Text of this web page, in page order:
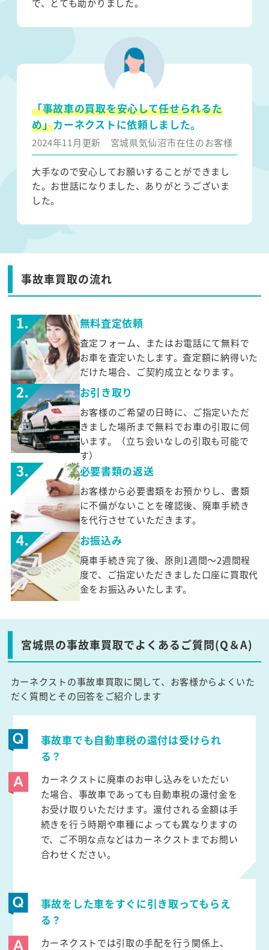
で、とても助かりました。
「事故車の買取を安心して任せられるた
め」カーネクストに依頼しました。
2024年11月更新 宮城県気仙沼市在住のお客様
大手なので安心してお願いすることができまし
た。お世話になりました、ありがとうございま
した。
事故車買取の流れ
無料査定依頼
査定フォーム、またはお電話にて無料で
お車を査定いたします。査定額に納得いた
だけた場合、ご契約成立となります。
お引き取り
お客様のご希望の日時に、ご指定いただ
きました場所まで無料でお車の引取に伺
います。（立ち会いなしの引取も可能で
す）
必要書類の返送
お客様から必要書類をお預かりし、書類
に不備がないことを確認後、廃車手続き
を代行させていただきます。
お振込み
廃車手続き完了後、原則1週間～2週間程
度で、ご指定いただきました口座に買取代
金をお振込みいたします。
宮城県の事故車買取でよくあるご質問(Q＆A)
カーネクストの事故車買取に関して、お客様からよくいた
だく質問とその回答をご紹介します
事故車でも自動車税の還付は受けられ
る？
カーネクストに廃車のお申し込みをいただい
た場合、事故車であっても自動車税の還付金を
お受け取りいただけます。還付される金額は手
続きを行う時期や車種によっても異なりますの
で、ご不明な点などはカーネクストまでお問い
合わせください。
事故をした車をすぐに引き取ってもらえ
る？
カーネクストでは引取の手配を行う関係上、